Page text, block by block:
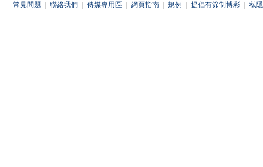
常見問題 聯絡我們 傳媒專用區 網頁指南 規例 提倡有節制博彩 私